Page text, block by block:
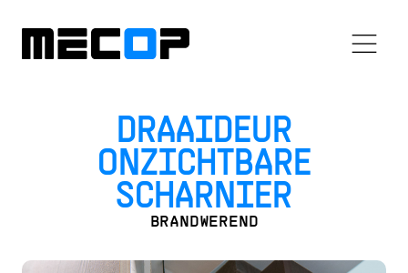
DRAAIDEUR
ONZICHTBARE
SCHARNIER
BRANDWEREND